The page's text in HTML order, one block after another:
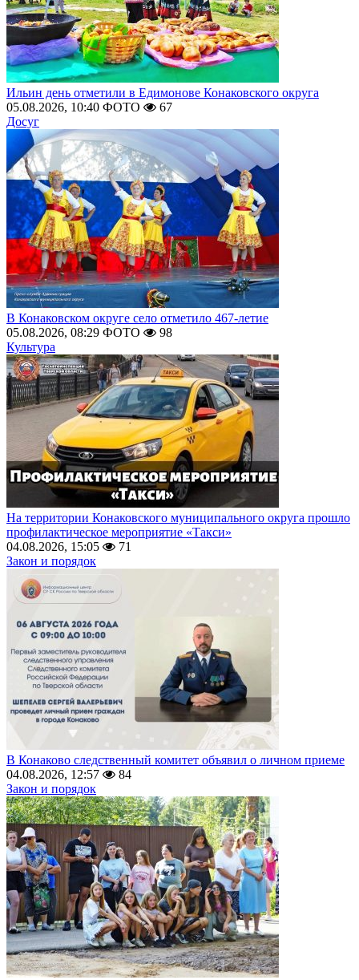
Ильин день отметили в Едимонове Конаковского округа
05.08.2026, 10:40 ФОТО
67
Досуг
В Конаковском округе село отметило 467-летие
05.08.2026, 08:29 ФОТО
98
Культура
На территории Конаковского муниципального округа прошло
профилактическое мероприятие «Такси»
04.08.2026, 15:05
71
Закон и порядок
В Конаково следственный комитет объявил о личном приеме
04.08.2026, 12:57
84
Закон и порядок